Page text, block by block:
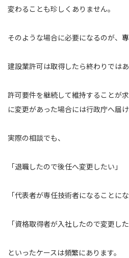
変わることも珍しくありません。
そのような場合に必要になるのが、
建設業許可は取得したら終わりではあ
許可要件を継続して維持することが
に変更があった場合には行政庁へ届
実際の相談でも、
「退職したので後任へ変更したい」
「代表者が専任技術者になることにな
「資格取得者が入社したので変更した
といったケースは頻繁にあります。